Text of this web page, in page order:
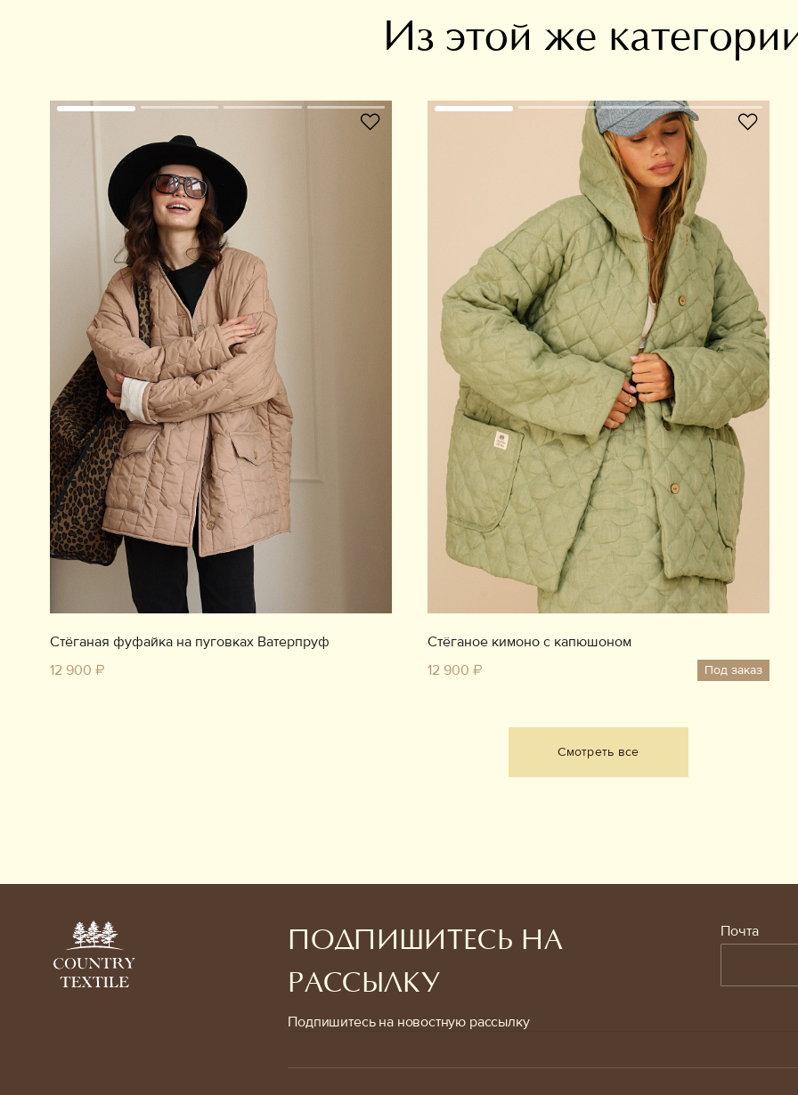
Из этой же
Стёганая фуфайка на пуговках Ватерпруф
12 900 ₽
Стёганое кимоно с капюшоном
12 900 ₽
Под заказ
В избранное
Смотреть все
ПОДПИШИТЕСЬ НА
РАССЫЛКУ
Подпишитесь на новостную рассылку
Почта